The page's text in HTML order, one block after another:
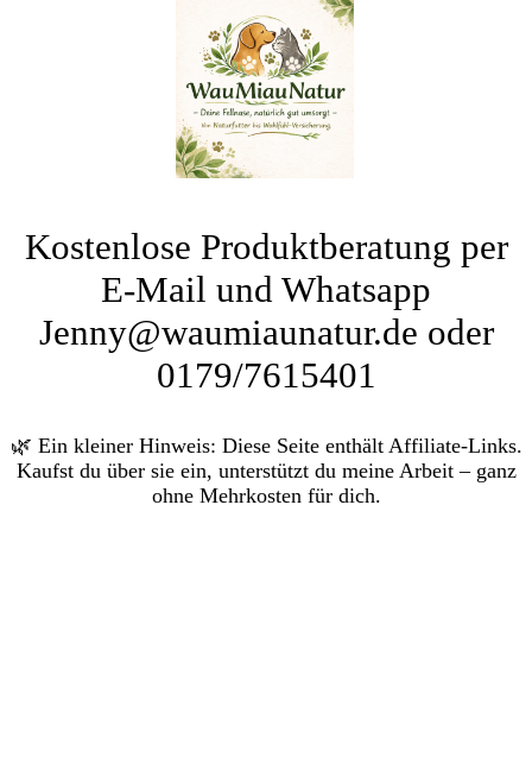
Kostenlose Produktberatung per
E-Mail und Whatsapp
Jenny@waumiaunatur.de oder
0179/7615401
🌿 Ein kleiner Hinweis: Diese Seite enthält Affiliate-Links.
Kaufst du über sie ein, unterstützt du meine Arbeit – ganz
ohne Mehrkosten für dich.